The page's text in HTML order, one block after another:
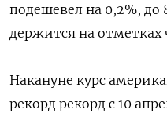
подешевел на 0,2%, до
держится на отметках
Накануне курс
рекорд рекорд с 10